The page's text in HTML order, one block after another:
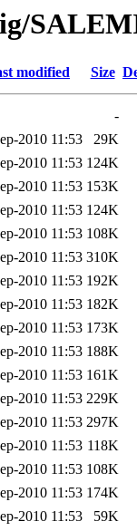
modified Size
-
2010 11:53
29K
2010 11:53 124K
2010 11:53 153K
2010 11:53 124K
2010 11:53 108K
2010 11:53 310K
2010 11:53 192K
2010 11:53 182K
2010 11:53 173K
2010 11:53 188K
2010 11:53 161K
2010 11:53 229K
2010 11:53 297K
2010 11:53 118K
2010 11:53 108K
2010 11:53 174K
2010 11:53
59K